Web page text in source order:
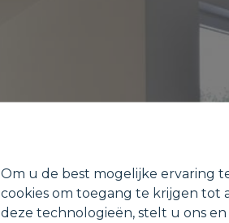
Om u de best mogelijke ervaring
cookies om toegang te krijgen tot
deze technologieën, stelt u ons